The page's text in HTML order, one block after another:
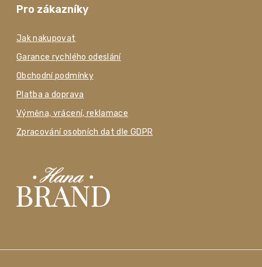
Pro zákazníky
Jak nakupovat
Garance rychlého odeslání
Obchodní podmínky
Platba a doprava
Výměna, vrácení, reklamace
Zpracování osobních dat dle GDPR